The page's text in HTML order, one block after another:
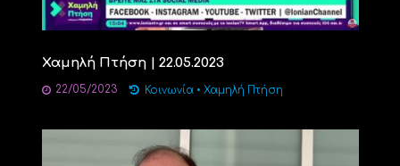
Χαμηλή Πτήση | 22.05.2023
22/05/2023 Κοινωνία • Χαμηλή Πτήση